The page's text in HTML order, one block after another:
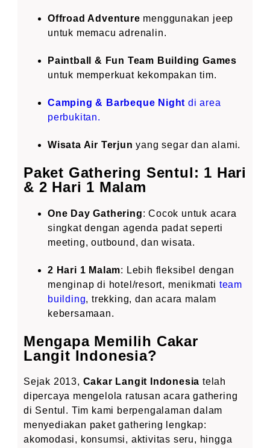
Offroad Adventure menggunakan jeep
untuk memacu adrenalin.
Paintball & Fun Team Building Games
untuk memperkuat kekompakan tim.
Camping & Barbeque Night di area
perbukitan.
Wisata Air Terjun yang segar dan alami.
Paket Gathering Sentul: 1 Hari
& 2 Hari 1 Malam
One Day Gathering: Cocok untuk acara
singkat dengan agenda padat seperti
meeting, outbound, dan wisata.
2 Hari 1 Malam: Lebih fleksibel dengan
menginap di hotel/resort, menikmati team
building, trekking, dan acara malam
kebersamaan.
Mengapa Memilih Cakar
Langit Indonesia?
Sejak 2013, Cakar Langit Indonesia telah
dipercaya mengelola ratusan acara gathering
di Sentul. Tim kami berpengalaman dalam
menyediakan paket gathering lengkap:
akomodasi, konsumsi, aktivitas seru, hingga